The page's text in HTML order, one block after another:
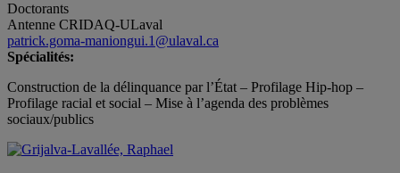
Doctorants
Antenne CRIDAQ-ULaval
patrick.goma-maniongui.1@ulaval.ca
Spécialités:
Construction de la délinquance par l’État – Profilage Hip-hop –
Profilage racial et social – Mise à l’agenda des problèmes
sociaux/publics